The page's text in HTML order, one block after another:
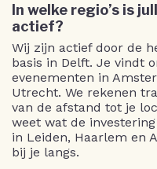
In welke regio’s is
actief?
Wij zijn actief door de
basis in Delft. Je vindt
evenementen in
Utrecht. We rekenen
van de afstand tot je
weet wat de
in Leiden, Haarlem en
bij je langs.